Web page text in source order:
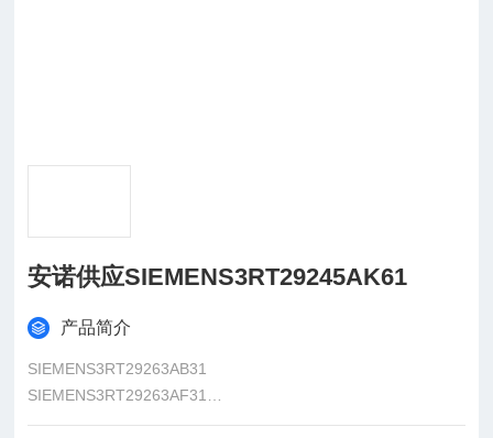
安诺供应SIEMENS3RT29245AK61
产品简介
SIEMENS3RT29263AB31
SIEMENS3RT29263AF31
SIEMENS3RT29263AP31